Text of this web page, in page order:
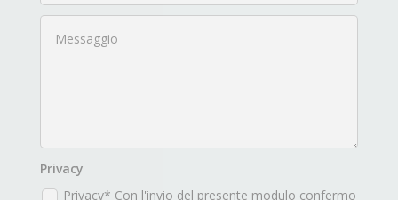
Privacy
Privacy* Con l'invio del presente modulo confermo